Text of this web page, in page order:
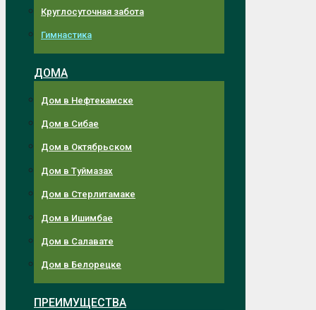
Круглосуточная забота
Гимнастика
ДОМА
Дом в Нефтекамске
Дом в Сибае
Дом в Октябрьском
Дом в Туймазах
Дом в Стерлитамаке
Дом в Ишимбае
Дом в Салавате
Дом в Белорецке
ПРЕИМУЩЕСТВА